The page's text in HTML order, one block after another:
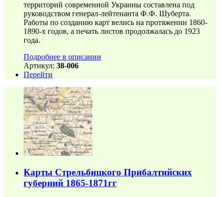
территорий современной Украины составлена под
руководством генерал-лейтенанта Ф.Ф. Шуберта.
Работы по созданию карт велись на протяжении 1860-
1890-х годов, а печать листов продолжалась до 1923
года.
Подробнее в описании
Артикул: 38-006
Перейти
Карты Стрельбицкого Прибалтийских
губерний 1865-1871гг